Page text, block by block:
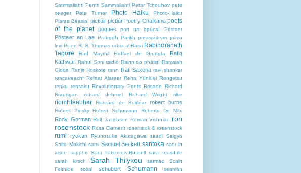
Sammallahti Pentti Sammallahti Petar Tchouhov pete
seeger
Pete Turner Photo Haiku
Photo-Haiku
Piaras Béaslaí pictiúir pictiúr Poetry Chaikana poets
of the planet
pogues port na bpúcaí Póstaer
Póstaer an Lae Prabodh Parikh preasráiteas primo
levi Pune R. S. Thomas rabia al-Basri Rabindranath
Tagore
Rad Maythil Raffael de Gruttola
Rafiq
Kathwari Rahul Soni raidió Rainn do pháistí Ramaiah
Gidda Ranjit Hoskote rann Rati Saxena ravi shankar
reacaireacht Refaat Alareer Reha Yünlüel Rengetsu
renku rensaku Revolutionary Poets Brigade Richard
Brautigan
richard dehmel Richard Wright rilke
ríomhleabhar Risteárd de Buitléar robert burns
Robert Pinsky Robert Schumann Roberto De Mitri
Rody Gorman Rolf Jacobsen Roman Vishniac ron
rosenstock Rosa Clement rosenstok & rosenstock
rumi ryokan Ryunosuke Akutagawa saadi Saigyo
Saito Mokichi sami Samuel Beckett santoka saor in
aisce
sappho Sara Littlecrow-Russell sara teasdale
sarah kirsch
Sarah Thilykou sarmad
Scairt
Feithide
scéal schubert Schumann
seamán